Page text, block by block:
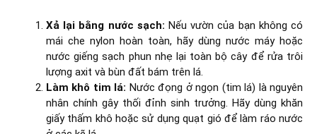
Xả lại bằng nước sạch: Nếu vườn của bạn không có
mái che nylon hoàn toàn, hãy dùng nước máy hoặc
nước giếng sạch phun nhẹ lại toàn bộ cây để rửa trôi
lượng axit và bùn đất bám trên lá.
Làm khô tim lá: Nước đọng ở ngọn (tim lá) là nguyên
nhân chính gây thối đỉnh sinh trưởng. Hãy dùng khăn
giấy thấm khô hoặc sử dụng quạt gió để làm ráo nước